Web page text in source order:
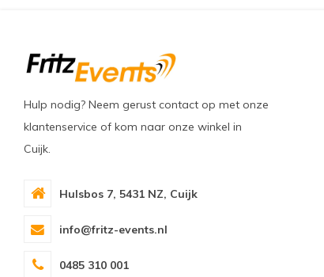
Hulp nodig? Neem gerust contact op met onze
klantenservice of kom naar onze winkel in
Cuijk.
Hulsbos 7, 5431 NZ, Cuijk
info@fritz-events.nl
0485 310 001